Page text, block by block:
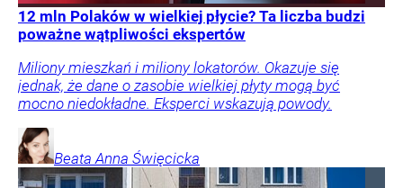
12 mln Polaków w wielkiej płycie? Ta liczba budzi
poważne wątpliwości ekspertów
Miliony mieszkań i miliony lokatorów. Okazuje się
jednak, że dane o zasobie wielkiej płyty mogą być
mocno niedokładne. Eksperci wskazują powody.
Beata Anna Święcicka